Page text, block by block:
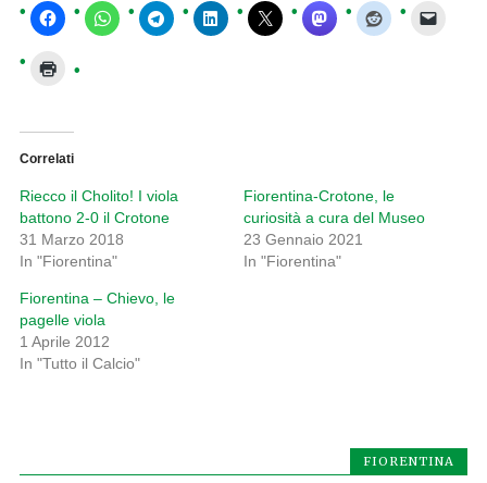
Correlati
Riecco il Cholito! I viola
battono 2-0 il Crotone
31 Marzo 2018
In "Fiorentina"
Fiorentina-Crotone, le
curiosità a cura del Museo
23 Gennaio 2021
In "Fiorentina"
Fiorentina – Chievo, le
pagelle viola
1 Aprile 2012
In "Tutto il Calcio"
FIORENTINA